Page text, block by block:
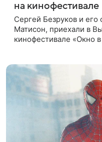
на кинофестивале
Сергей Безруков и
Матисон, приехали в
кинофестивале «Окно